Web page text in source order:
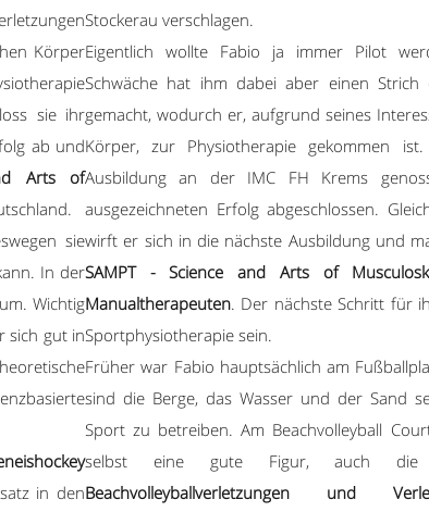
Körper
sie ihr
ab und
Arts of
sie
In der
Wichtig
sich gut in
in den
Stockerau verschlagen.
Eigentlich wollte Fabio ja immer Pilot
Schwäche hat ihm dabei aber einen Strich
gemacht, wodurch er, aufgrund seines
Körper, zur Physiotherapie gekommen
Ausbildung an der IMC FH Krems
ausgezeichneten Erfolg abgeschlossen.
wirft er sich in die nächste Ausbildung und
SAMPT - Science and Arts of
Manualtherapeuten. Der nächste Schritt für
Sportphysiotherapie sein.
Früher war Fabio hauptsächlich am
sind die Berge, das Wasser und der Sand
Sport zu betreiben. Am Beachvolleyball
selbst eine gute Figur, auch
Beachvolleyballverletzungen und